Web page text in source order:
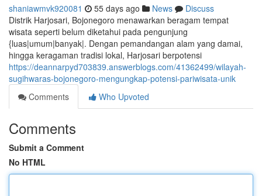
shaniawmvk920081 55 days ago News
Discuss
Distrik Harjosari, Bojonegoro menawarkan beragam tempat
wisata seperti belum diketahui pada pengunjung
{luas|umum|banyak|. Dengan pemandangan alam yang damai,
hingga keragaman tradisi lokal, Harjosari berpotensi
https://deannarpyd703839.answerblogs.com/41362499/wilayah-
sugihwaras-bojonegoro-mengungkap-potensi-pariwisata-unik
Comments
Who Upvoted
Comments
Submit a Comment
No HTML